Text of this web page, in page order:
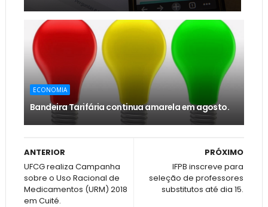
ECONOMIA
Bandeira Tarifária continua amarela em agosto.
PRÓXIMO
IFPB inscreve para
seleção de professores
substitutos até dia 15.
ANTERIOR
UFCG realiza Campanha
sobre o Uso Racional de
Medicamentos (URM) 2018
em Cuité.